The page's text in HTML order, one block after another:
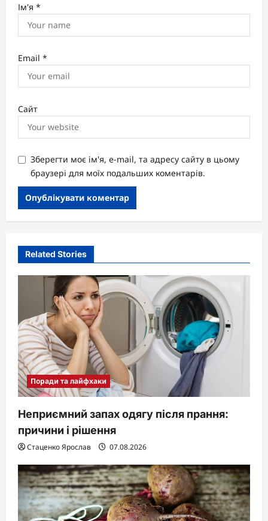
Ім'я *
Email *
Сайт
Зберегти моє ім'я, e-mail, та адресу сайту в цьому
браузері для моїх подальших коментарів.
Related Stories
Поради та лайфхаки
Неприємний запах одягу після прання:
причини і рішення
Стаценко Ярослав 07.08.2026